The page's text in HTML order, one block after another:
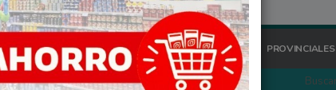
GENERAL LAGOS POLICIALES REGIONALES PROVINCIALES